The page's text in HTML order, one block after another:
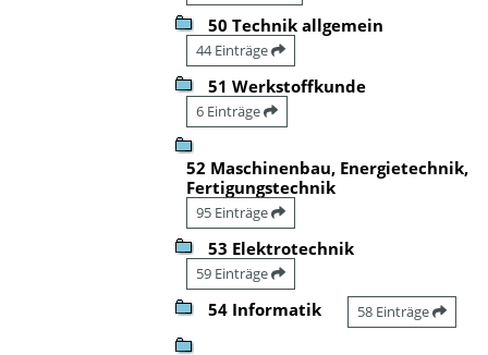
50 Technik allgemein
44 Einträge
51 Werkstoffkunde
6 Einträge
52 Maschinenbau, Energietechnik,
Fertigungstechnik
95 Einträge
53 Elektrotechnik
59 Einträge
54 Informatik 58 Einträge